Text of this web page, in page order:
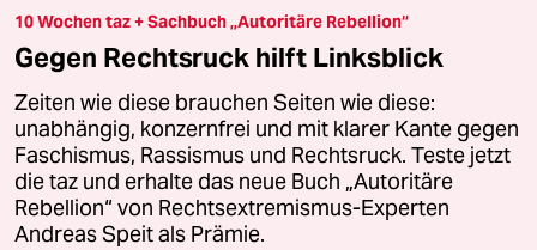
10 Wochen taz + Sachbuch „Autoritäre Rebellion“
Gegen Rechtsruck hilft Linksblick
Zeiten wie diese brauchen Seiten wie diese:
unabhängig, konzernfrei und mit klarer Kante gegen
Faschismus, Rassismus und Rechtsruck. Teste jetzt
die taz und erhalte das neue Buch „Autoritäre
Rebellion“ von Rechtsextremismus-Experten
Andreas Speit als Prämie.